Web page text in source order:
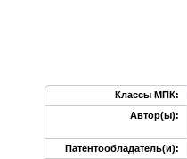
Классы МПК:
Автор(ы):
Патентообладатель(и):